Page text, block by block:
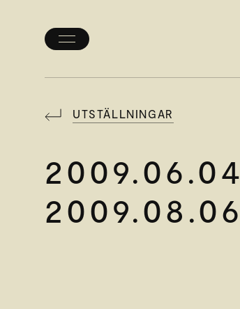
Öppna/stäng
UTSTÄLLNINGAR
2009.06.04
2009.08.06